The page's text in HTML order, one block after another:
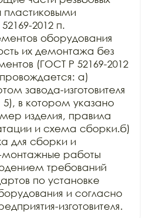
пластиковыми
2012 п.
оборудования
их демонтажа без
(ГОСТ Р 52169-2012
а)
завода-изготовителя
5), в котором указано
изделия, правила
и схема сборки.б)
для сборки и
работы
требований
по установке
и согласно
изготовителя.